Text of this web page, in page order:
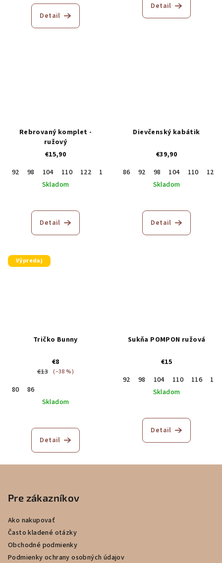
Detail
Detail
Rebrovaný komplet -
ružový
€15,90
92
98 104 110 122 128
134
Skladom
Detail
Dievčenský kabátik
€39,90
86
92 98 104 110
122
Skladom
Detail
Výpredaj
Tričko Bunny
€8
€13 (–38 %)
80
86
Skladom
Detail
Sukňa POMPON ružová
€15
92
98 104 110 116
122
Skladom
Detail
Pre zákazníkov
Ako nakupovať
Často kladené otázky
Obchodné podmienky
Podmienky ochrany osobných údajov